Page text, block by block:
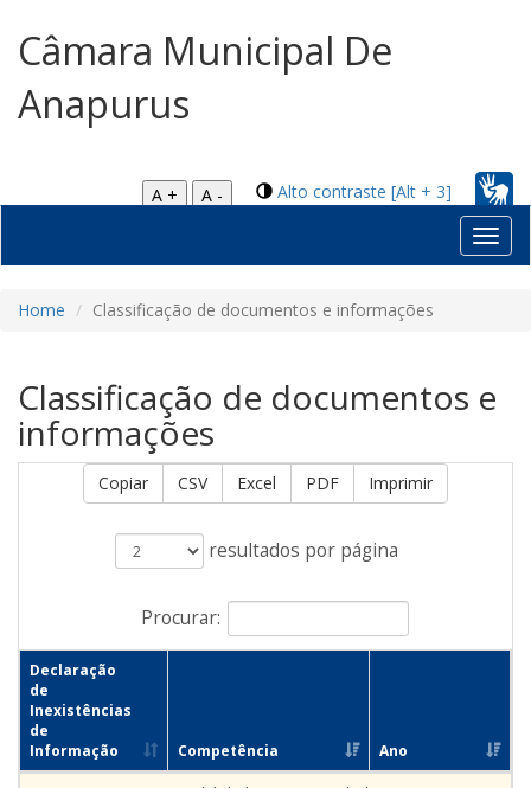
Câmara Municipal De
Anapurus
Alto contraste [Alt + 3]
A +
A -
Home Classificação de documentos e informações
Classificação de documentos e
informações
Copiar CSV Excel PDF Imprimir
resultados por página
Procurar:
Declaração
de
Inexistências
de
Informação
Competência Ano